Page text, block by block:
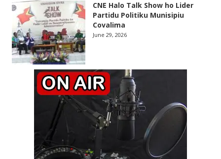
CNE Halo Talk Show ho Lider
Partidu Politiku Munisipiu
Covalima
June 29, 2026